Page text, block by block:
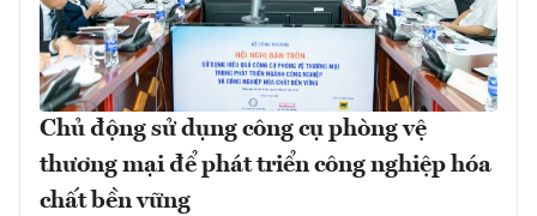
Chủ động sử dụng công cụ phòng vệ
thương mại để phát triển công nghiệp hóa
chất bền vững